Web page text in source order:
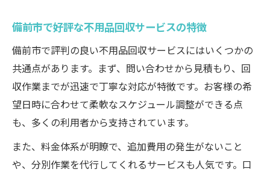
備前市で好評な不用品回収サービスの特徴
備前市で評判の良い不用品回収サービスにはいくつかの
共通点があります。まず、問い合わせから見積もり、回
収作業までが迅速で丁寧な対応が特徴です。お客様の希
望日時に合わせて柔軟なスケジュール調整ができる点
も、多くの利用者から支持されています。
また、料金体系が明瞭で、追加費用の発生がないこと
や、分別作業を代行してくれるサービスも人気です。口